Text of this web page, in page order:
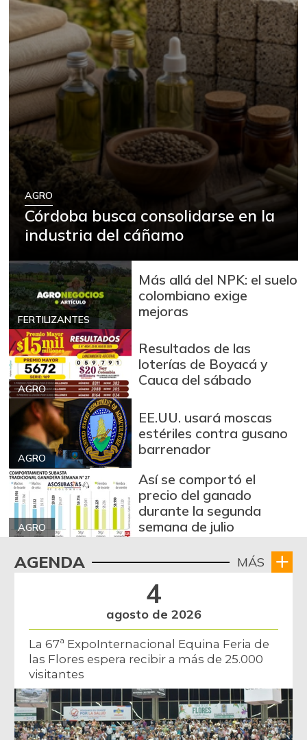
AGRO
Córdoba busca consolidarse en la
industria del cáñamo
FERTILIZANTES
Más allá del NPK: el suelo
colombiano exige
mejoras
AGRO
Resultados de las
loterías de Boyacá y
Cauca del sábado
AGRO
EE.UU. usará moscas
estériles contra gusano
barrenador
AGRO
Así se comportó el
precio del ganado
durante la segunda
semana de julio
AGENDA MÁS
4
agosto de 2026
La 67ª ExpoInternacional Equina Feria de
las Flores espera recibir a más de 25.000
visitantes